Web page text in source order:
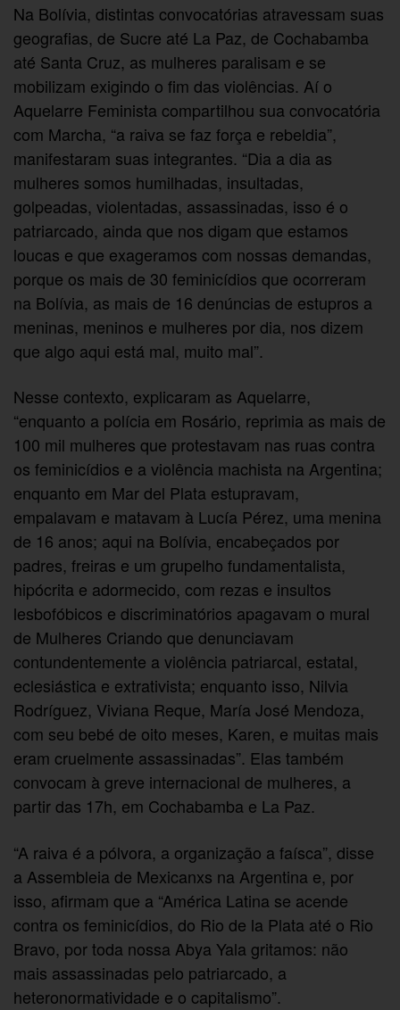
Na Bolívia, distintas convocatórias atravessam suas
geografias, de Sucre até La Paz, de Cochabamba
até Santa Cruz, as mulheres paralisam e se
mobilizam exigindo o fim das violências. Aí o
Aquelarre Feminista compartilhou sua convocatória
com Marcha, “a raiva se faz força e rebeldia”,
manifestaram suas integrantes. “Dia a dia as
mulheres somos humilhadas, insultadas,
golpeadas, violentadas, assassinadas, isso é o
patriarcado, ainda que nos digam que estamos
loucas e que exageramos com nossas demandas,
porque os mais de 30 feminicídios que ocorreram
na Bolívia, as mais de 16 denúncias de estupros a
meninas, meninos e mulheres por dia, nos dizem
que algo aqui está mal, muito mal”.
Nesse contexto, explicaram as Aquelarre,
“enquanto a polícia em Rosário, reprimia as mais de
100 mil mulheres que protestavam nas ruas contra
os feminicídios e a violência machista na Argentina;
enquanto em Mar del Plata estupravam,
empalavam e matavam à Lucía Pérez, uma menina
de 16 anos; aqui na Bolívia, encabeçados por
padres, freiras e um grupelho fundamentalista,
hipócrita e adormecido, com rezas e insultos
lesbofóbicos e discriminatórios apagavam o mural
de Mulheres Criando que denunciavam
contundentemente a violência patriarcal, estatal,
eclesiástica e extrativista; enquanto isso, Nilvia
Rodríguez, Viviana Reque, María José Mendoza,
com seu bebé de oito meses, Karen, e muitas mais
eram cruelmente assassinadas”. Elas também
convocam à greve internacional de mulheres, a
partir das 17h, em Cochabamba e La Paz.
“A raiva é a pólvora, a organização a faísca”, disse
a Assembleia de Mexicanxs na Argentina e, por
isso, afirmam que a “América Latina se acende
contra os feminicídios, do Rio de la Plata até o Rio
Bravo, por toda nossa Abya Yala gritamos: não
mais assassinadas pelo patriarcado, a
heteronormatividade e o capitalismo”.